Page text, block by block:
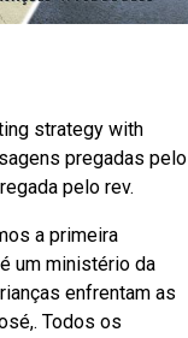
strategy with
pregadas pelo
pelo rev.
a primeira
um ministério da
enfrentam as
Todos os